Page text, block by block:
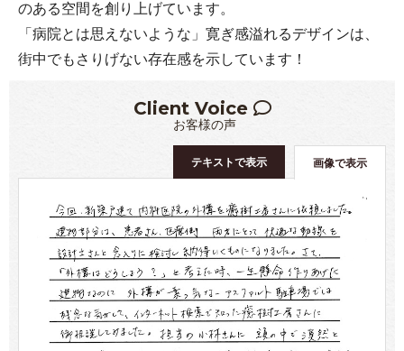
のある空間を創り上げています。
「病院とは思えないような」寛ぎ感溢れるデザインは、
街中でもさりげない存在感を示しています！
Client Voice
お客様の声
画像で表示
テキストで表示